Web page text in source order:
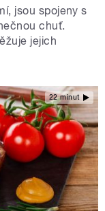
jsou spojeny s
chuť.
jejich
22 minut